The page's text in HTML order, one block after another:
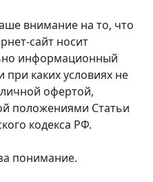
внимание на то, что
сайт носит
информационный
при каких условиях не
офертой,
положениями Статьи
кодекса РФ.
понимание.